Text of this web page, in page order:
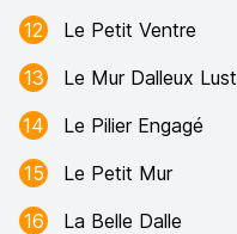
12
Le Petit Ventre
13
Le Mur Dalleux
14
Le Pilier Engagé
15
Le Petit Mur
16
La Belle Dalle